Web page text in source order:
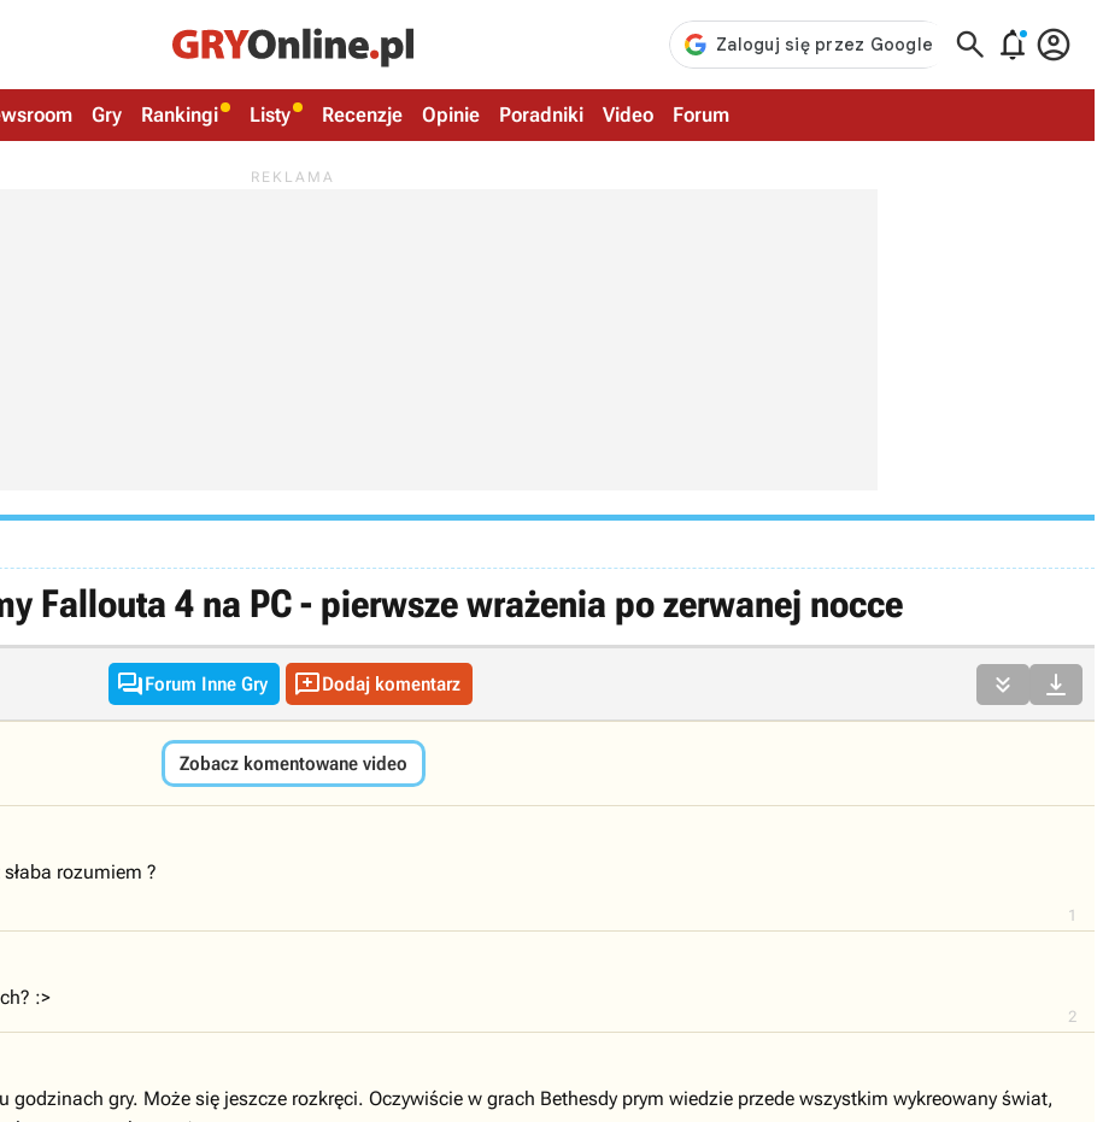
  
Gry Rankingi Listy Recenzje Opinie Poradniki Video Forum
Fallouta 4 na PC - pierwsze wrażenia po zerwanej nocce
Forum Inne Gry Dodaj komentarz  
Zobacz komentowane video
1
rozumiem ?
2
:>
godzinach gry. Może się jeszcze rozkręci. Oczywiście w grach Bethesdy prym wiedzie przede wszystkim wykreowany świat,